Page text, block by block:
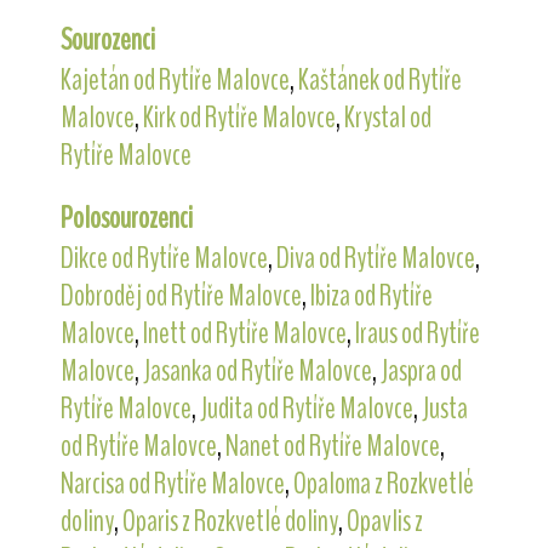
Sourozenci
Kajetán od Rytíře Malovce,Kaštánek od Rytíře
Malovce,Kirk od Rytíře Malovce,Krystal od
Rytíře Malovce
Polosourozenci
Dikce od Rytíře Malovce,Diva od Rytíře Malovce,
Dobroděj od Rytíře Malovce,Ibiza od Rytíře
Malovce,Inett od Rytíře Malovce,Iraus od Rytíře
Malovce,Jasanka od Rytíře Malovce,Jaspra od
Rytíře Malovce,Judita od Rytíře Malovce,Justa
od Rytíře Malovce,Nanet od Rytíře Malovce,
Narcisa od Rytíře Malovce,Opaloma z Rozkvetlé
doliny,Oparis z Rozkvetlé doliny,Opavlis z